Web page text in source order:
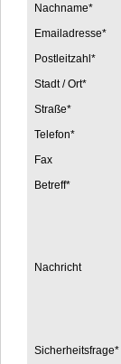
Pflichtfeld
Nachname*
Pflichtfeld
Emailadresse*
Pflichtfeld
Postleitzahl *
Pflichtfeld
Stadt / Ort*
Pflichtfeld
Straße*
Pflichtfeld
Telefon*
Fax
Pflichtfeld
Betreff*
Nachricht
Pflichtfeld
Sicherheitsfrage*